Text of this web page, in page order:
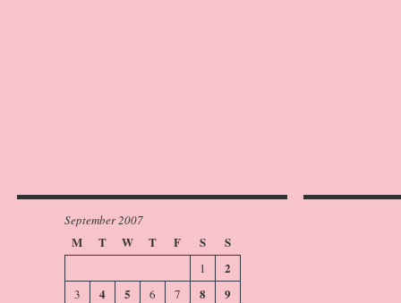
September 2007
M T W T F S S
1 2
3 4 5 6 7 8
9